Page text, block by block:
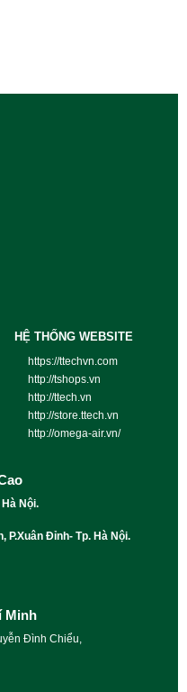
HỆ THỐNG WEBSITE
https://ttechvn.com
http://tshops.vn
http://ttech.vn
http://store.ttech.vn
http://omega-air.vn/
Nội.
P.Xuân Đỉnh- Tp. Hà Nội.
Minh
Đình Chiểu,